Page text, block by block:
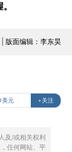
版面编辑：李东昊
美元 +关注
及/或相关权利
任何网站、平